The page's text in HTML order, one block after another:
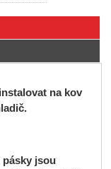
na kov
pásky jsou